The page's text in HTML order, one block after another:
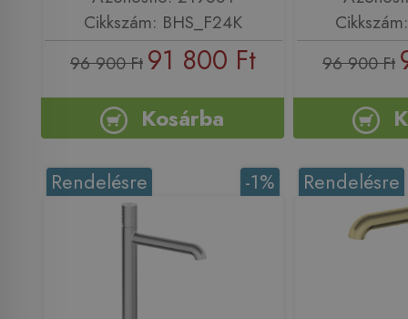
Cikkszám: BHS_F24K
96 900 Ft 91 800 Ft
Kosárba
96 900 Ft
-1%
Rendelésre Rendelésre